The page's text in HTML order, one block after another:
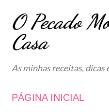
Avançar para o
O Pecado
Casa
As minhas receitas, dicas
PÁGINA INICIAL